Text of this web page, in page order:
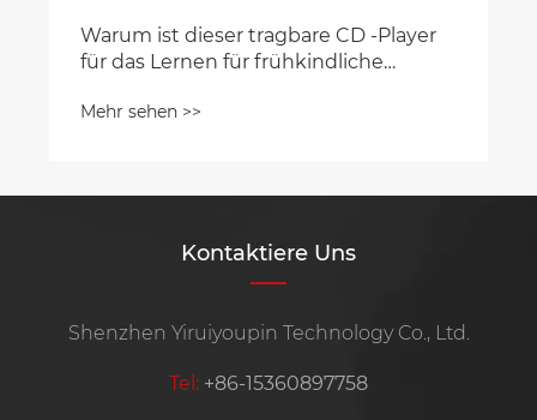
Warum ist dieser tragbare CD -Player
für das Lernen für frühkindliche
Mehr sehen >>
Kontaktiere Uns
Shenzhen Yiruiyoupin Technology Co., Ltd.
Tel: +86-15360897758